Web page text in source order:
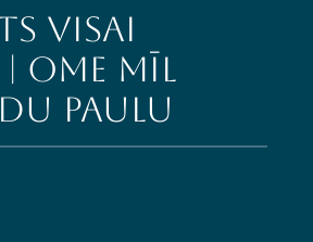
VISAI
OME MĪL
PAULU